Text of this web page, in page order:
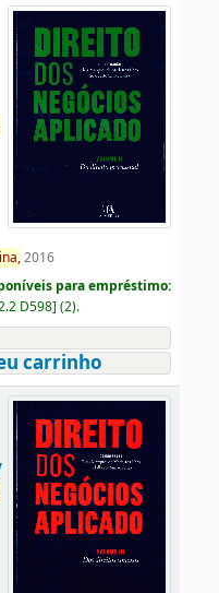
2016
para empréstimo:
D598] (2).
carrinho